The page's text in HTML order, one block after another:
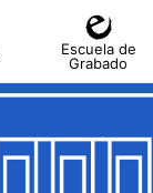
Escuela de
Grabado